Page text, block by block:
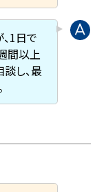
1日で
間以上
し、最